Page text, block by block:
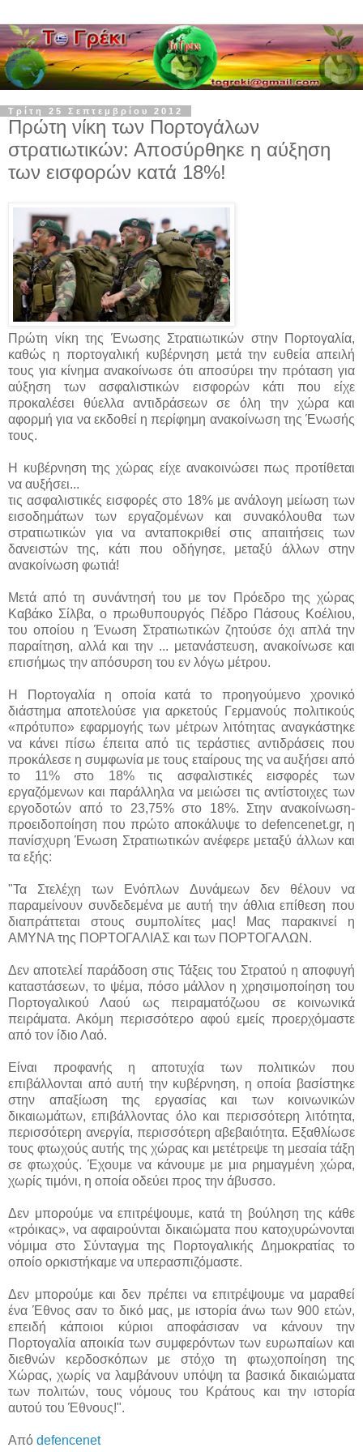
Τρίτη 25 Σεπτεμβρίου 2012
Πρώτη νίκη των Πορτογάλων
στρατιωτικών: Αποσύρθηκε η αύξηση
των εισφορών κατά 18%!
Πρώτη νίκη της Ένωσης Στρατιωτικών στην Πορτογαλία,
καθώς η πορτογαλική κυβέρνηση μετά την ευθεία απειλή
τους για κίνημα ανακοίνωσε ότι αποσύρει την πρόταση για
αύξηση των ασφαλιστικών εισφορών κάτι που είχε
προκαλέσει θύελλα αντιδράσεων σε όλη την χώρα και
αφορμή για να εκδοθεί η περίφημη ανακοίνωση της Ένωσής
τους.
Η κυβέρνηση της χώρας είχε ανακοινώσει πως προτίθεται
να αυξήσει...
τις ασφαλιστικές εισφορές στο 18% με ανάλογη μείωση των
εισοδημάτων των εργαζομένων και συνακόλουθα των
στρατιωτικών για να ανταποκριθεί στις απαιτήσεις των
δανειστών της, κάτι που οδήγησε, μεταξύ άλλων στην
ανακοίνωση φωτιά!
Μετά από τη συνάντησή του με τον Πρόεδρο της χώρας
Καβάκο Σίλβα, ο πρωθυπουργός Πέδρο Πάσους Κοέλιου,
του οποίου η Ένωση Στρατιωτικών ζητούσε όχι απλά την
παραίτηση, αλλά και την ... μετανάστευση, ανακοίνωσε και
επισήμως την απόσυρση του εν λόγω μέτρου.
Η Πορτογαλία η οποία κατά το προηγούμενο χρονικό
διάστημα αποτελούσε για αρκετούς Γερμανούς πολιτικούς
«πρότυπο» εφαρμογής των μέτρων λιτότητας αναγκάστηκε
να κάνει πίσω έπειτα από τις τεράστιες αντιδράσεις που
προκάλεσε η συμφωνία με τους εταίρους της να αυξήσει από
το 11% στο 18% τις ασφαλιστικές εισφορές των
εργαζόμενων και παράλληλα να μειώσει τις αντίστοιχες των
εργοδοτών από το 23,75% στο 18%. Στην ανακοίνωση-
προειδοποίηση που πρώτο αποκάλυψε το defencenet.gr, η
πανίσχυρη Ένωση Στρατιωτικών ανέφερε μεταξύ άλλων και
τα εξής:
"Τα Στελέχη των Ενόπλων Δυνάμεων δεν θέλουν να
παραμείνουν συνδεδεμένα με αυτή την άθλια επίθεση που
διαπράττεται στους συμπολίτες μας! Μας παρακινεί η
ΑΜΥΝΑ της ΠΟΡΤΟΓΑΛΙΑΣ και των ΠΟΡΤΟΓΑΛΩΝ.
Δεν αποτελεί παράδοση στις Τάξεις του Στρατού η αποφυγή
καταστάσεων, το ψέμα, πόσο μάλλον η χρησιμοποίηση του
Πορτογαλικού Λαού ως πειραματόζωου σε κοινωνικά
πειράματα. Ακόμη περισσότερο αφού εμείς προερχόμαστε
από τον ίδιο Λαό.
Είναι προφανής η αποτυχία των πολιτικών που
επιβάλλονται από αυτή την κυβέρνηση, η οποία βασίστηκε
στην απαξίωση της εργασίας και των κοινωνικών
δικαιωμάτων, επιβάλλοντας όλο και περισσότερη λιτότητα,
περισσότερη ανεργία, περισσότερη αβεβαιότητα. Εξαθλίωσε
τους φτωχούς αυτής της χώρας και μετέτρεψε τη μεσαία τάξη
σε φτωχούς. Έχουμε να κάνουμε με μια ρημαγμένη χώρα,
χωρίς τιμόνι, η οποία οδεύει προς την άβυσσο.
Δεν μπορούμε να επιτρέψουμε, κατά τη βούληση της κάθε
«τρόικας», να αφαιρούνται δικαιώματα που κατοχυρώνονται
νόμιμα στο Σύνταγμα της Πορτογαλικής Δημοκρατίας το
οποίο ορκιστήκαμε να υπερασπιζόμαστε.
Δεν μπορούμε και δεν πρέπει να επιτρέψουμε να μαραθεί
ένα Έθνος σαν το δικό μας, με ιστορία άνω των 900 ετών,
επειδή κάποιοι κύριοι αποφάσισαν να κάνουν την
Πορτογαλία αποικία των συμφερόντων των ευρωπαίων και
διεθνών κερδοσκόπων με στόχο τη φτωχοποίηση της
Χώρας, χωρίς να λαμβάνουν υπόψη τα βασικά δικαιώματα
των πολιτών, τους νόμους του Κράτους και την ιστορία
αυτού του Έθνους!".
Από defencenet